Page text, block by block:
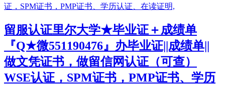
留服认证里尔大学★毕业证＋成绩单
『Q★微551190476』办毕业证||成绩单||
做文凭证书，做留信网认证（可查）
WSE认证，SPM证书，PMP证书、学历